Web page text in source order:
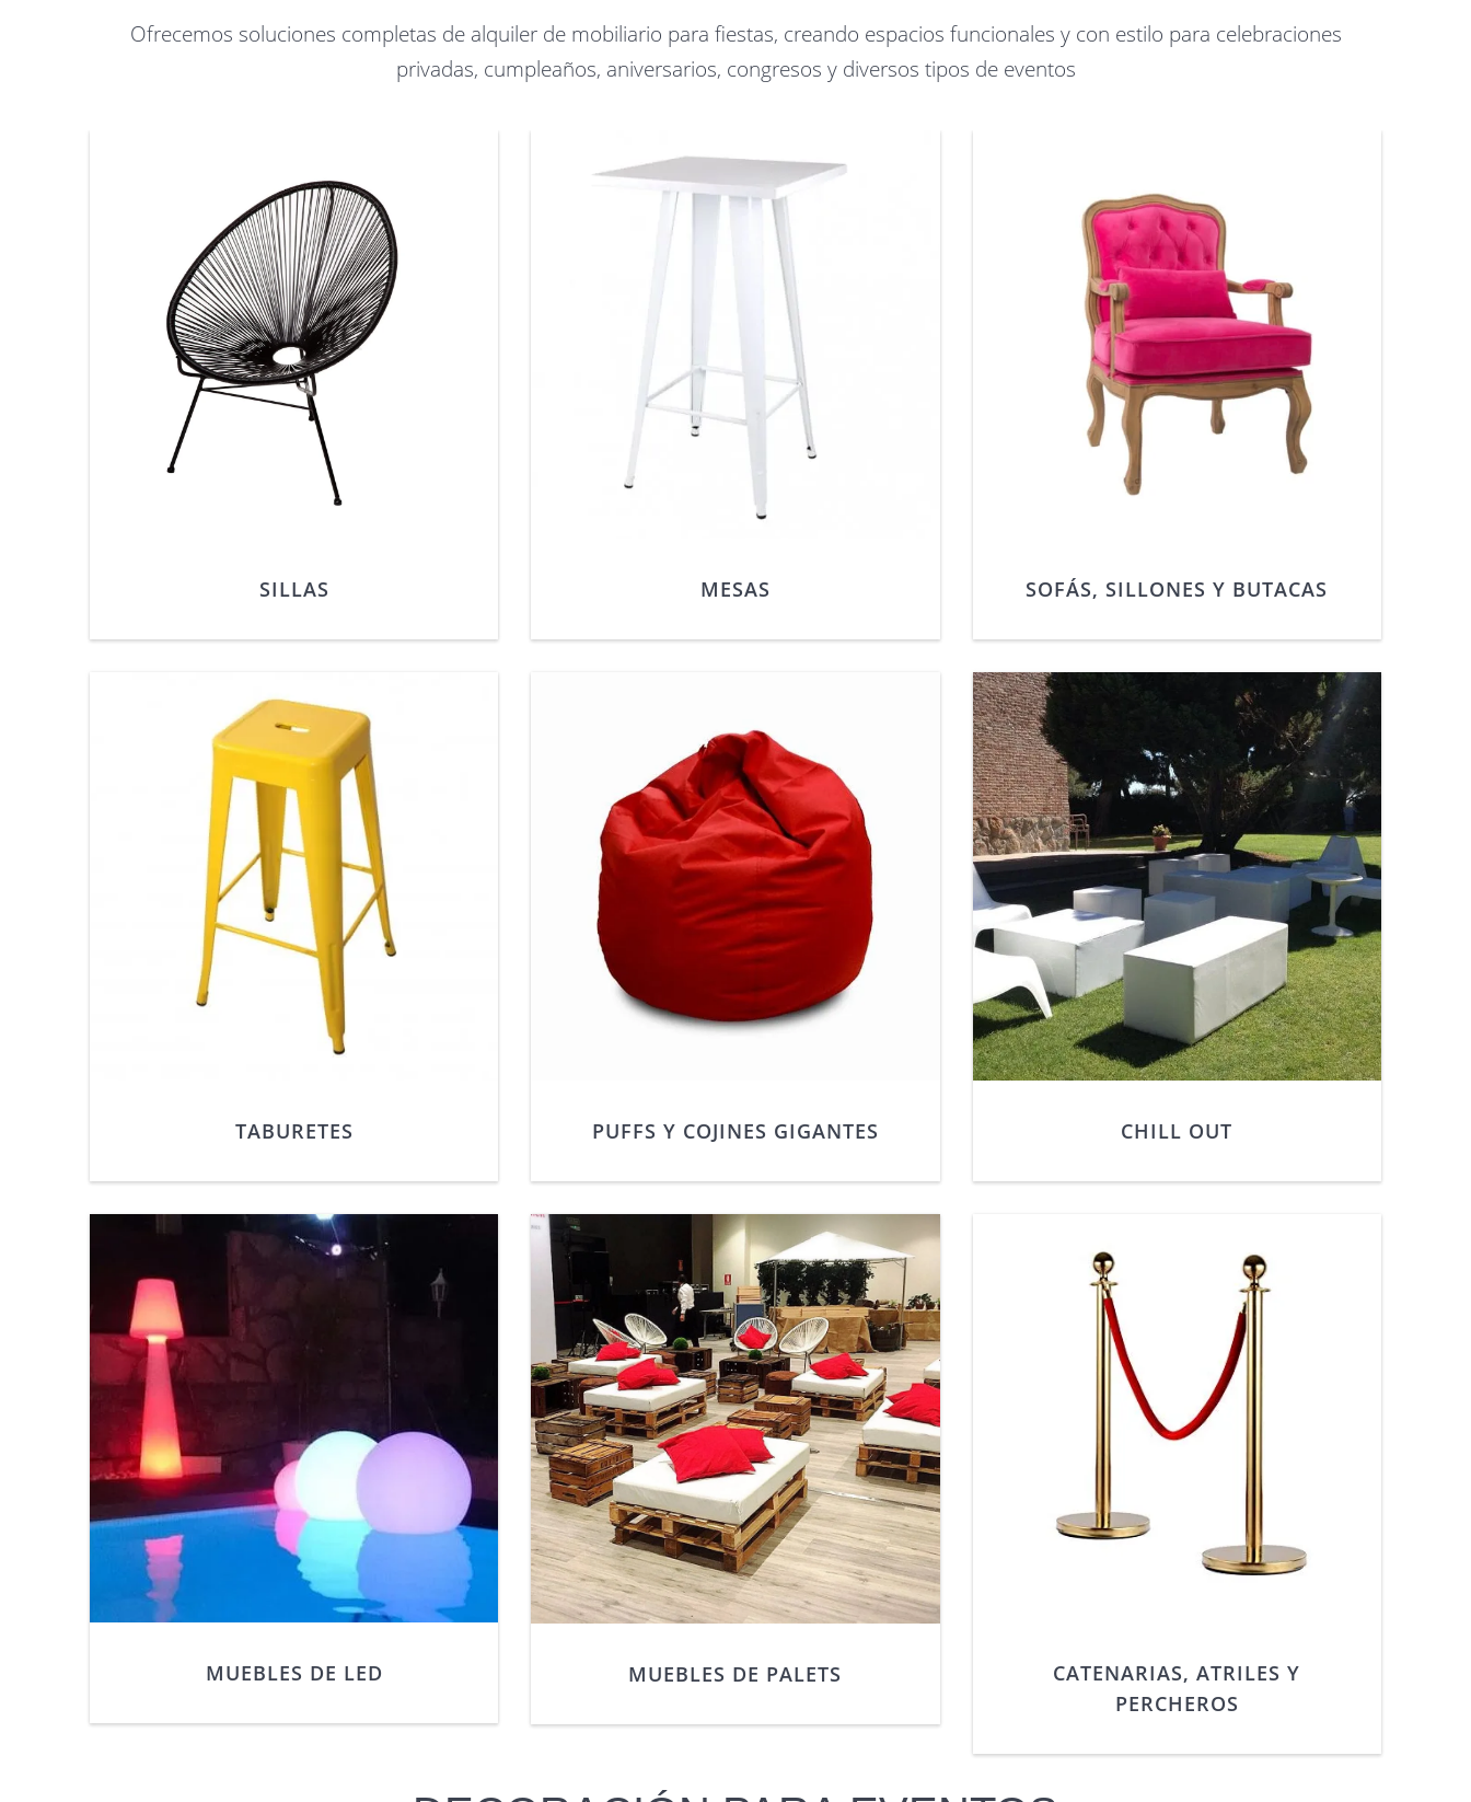
Ofrecemos soluciones completas de alquiler de mobiliario para fiestas, creando espacios funcionales y con estilo para celebraciones
privadas, cumpleaños, aniversarios, congresos y diversos tipos de eventos
SILLAS MESAS SOFÁS, SILLONES Y BUTACAS
TABURETES PUFFS Y COJINES GIGANTES CHILL OUT
MUEBLES DE LED MUEBLES DE PALETS
CATENARIAS, ATRILES Y
PERCHEROS